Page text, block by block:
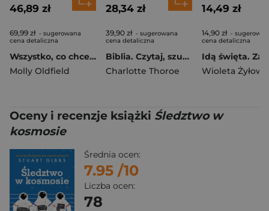
46,89 zł
69,99 zł - sugerowana
cena detaliczna
Wszystko, co chcesz wiedzieć. Dookoła świata. Genialne pytania i proste odpowiedzi na każdy dzień roku
Molly Oldfield
28,34 zł
39,90 zł - sugerowana
cena detaliczna
Biblia. Czytaj, szukaj, odkrywaj
Charlotte Thoroe
14,49 zł
14,90 zł -
cena detaliczna
Wioleta
Oceny i recenzje książki Śledztwo w
kosmosie
Średnia ocen:
7.95 /10
Liczba ocen:
78